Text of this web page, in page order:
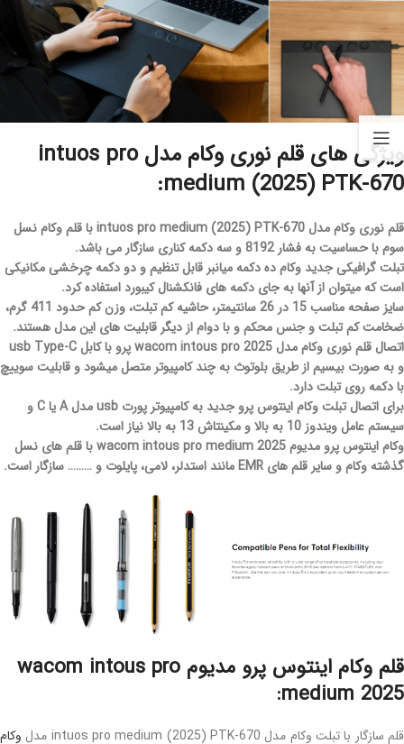
ویژگی های قلم نوری وکام مدل intuos pro
medium (2025) PTK-670:
قلم نوری وکام مدل intuos pro medium (2025) PTK-670 با قلم وکام نسل
سوم با حساسیت به فشار 8192 و سه دکمه کناری سازگار می باشد.
تبلت گرافیکی جدید وکام ده دکمه میانبر قابل تنظیم و دو دکمه چرخشی مکانیکی
است که میتوان از آنها به جای دکمه های فانکشنال کیبورد استفاده کرد.
سایز صفحه مناسب 15 در 26 سانتیمتر، حاشیه کم تبلت، وزن کم حدود 411 گرم،
ضخامت کم تبلت و جنس محکم و با دوام از دیگر قابلیت های این مدل هستند.
اتصال قلم نوری وکام مدل wacom intous pro 2025 پرو با کابل usb Type-C
و به صورت بیسیم از طریق بلوتوث به چند کامپیوتر متصل میشود و قابلیت سوییچ
با دکمه روی تبلت دارد.
برای اتصال تبلت وکام اینتوس پرو جدید به کامپیوتر پورت usb مدل A یا C و
سیستم عامل ویندوز 10 به بالا و مکینتاش 13 به بالا نیاز است.
وکام اینتوس پرو مدیوم wacom intous pro medium 2025 با قلم های نسل
گذشته وکام و سایر قلم های EMR مانند استدلر، لامی، پایلوت و ……… سازگار است.
قلم وکام اینتوس پرو مدیوم wacom intous pro
medium 2025:
قلم سازگار با تبلت وکام مدل intuos pro medium (2025) PTK-670 مدل
وکام